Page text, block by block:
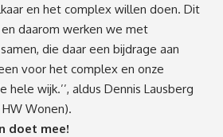
en het complex willen doen. Dit
daarom werken we met
die daar een bijdrage aan
voor het complex en onze
hele wijk.’’, aldus Dennis Lausberg
Wonen).
doet mee!